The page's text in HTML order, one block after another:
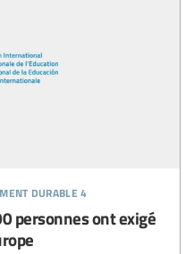
durable 4
personnes ont exigé